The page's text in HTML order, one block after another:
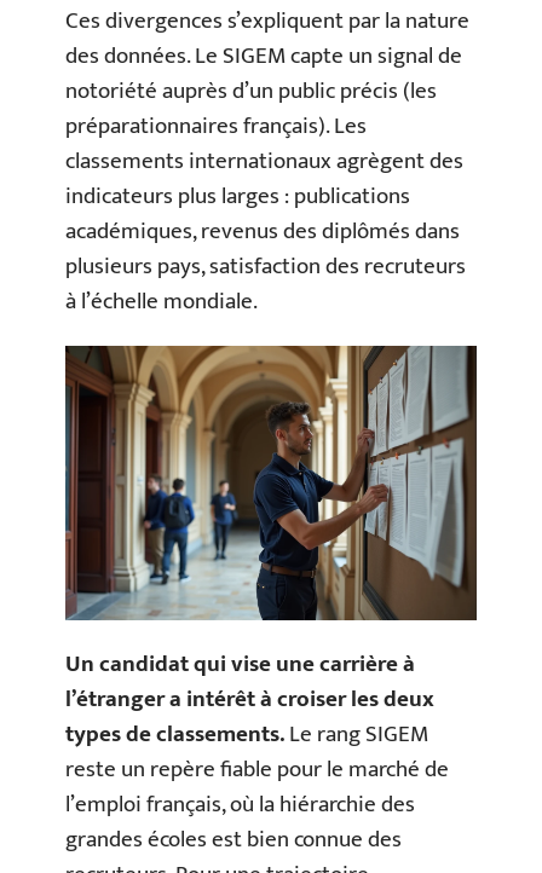
Ces divergences s’expliquent par la nature
des données. Le SIGEM capte un signal de
notoriété auprès d’un public précis (les
préparationnaires français). Les
classements internationaux agrègent des
indicateurs plus larges : publications
académiques, revenus des diplômés dans
plusieurs pays, satisfaction des recruteurs
à l’échelle mondiale.
Un candidat qui vise une carrière à
l’étranger a intérêt à croiser les deux
types de classements.Le rang SIGEM
reste un repère fiable pour le marché de
l’emploi français, où la hiérarchie des
grandes écoles est bien connue des